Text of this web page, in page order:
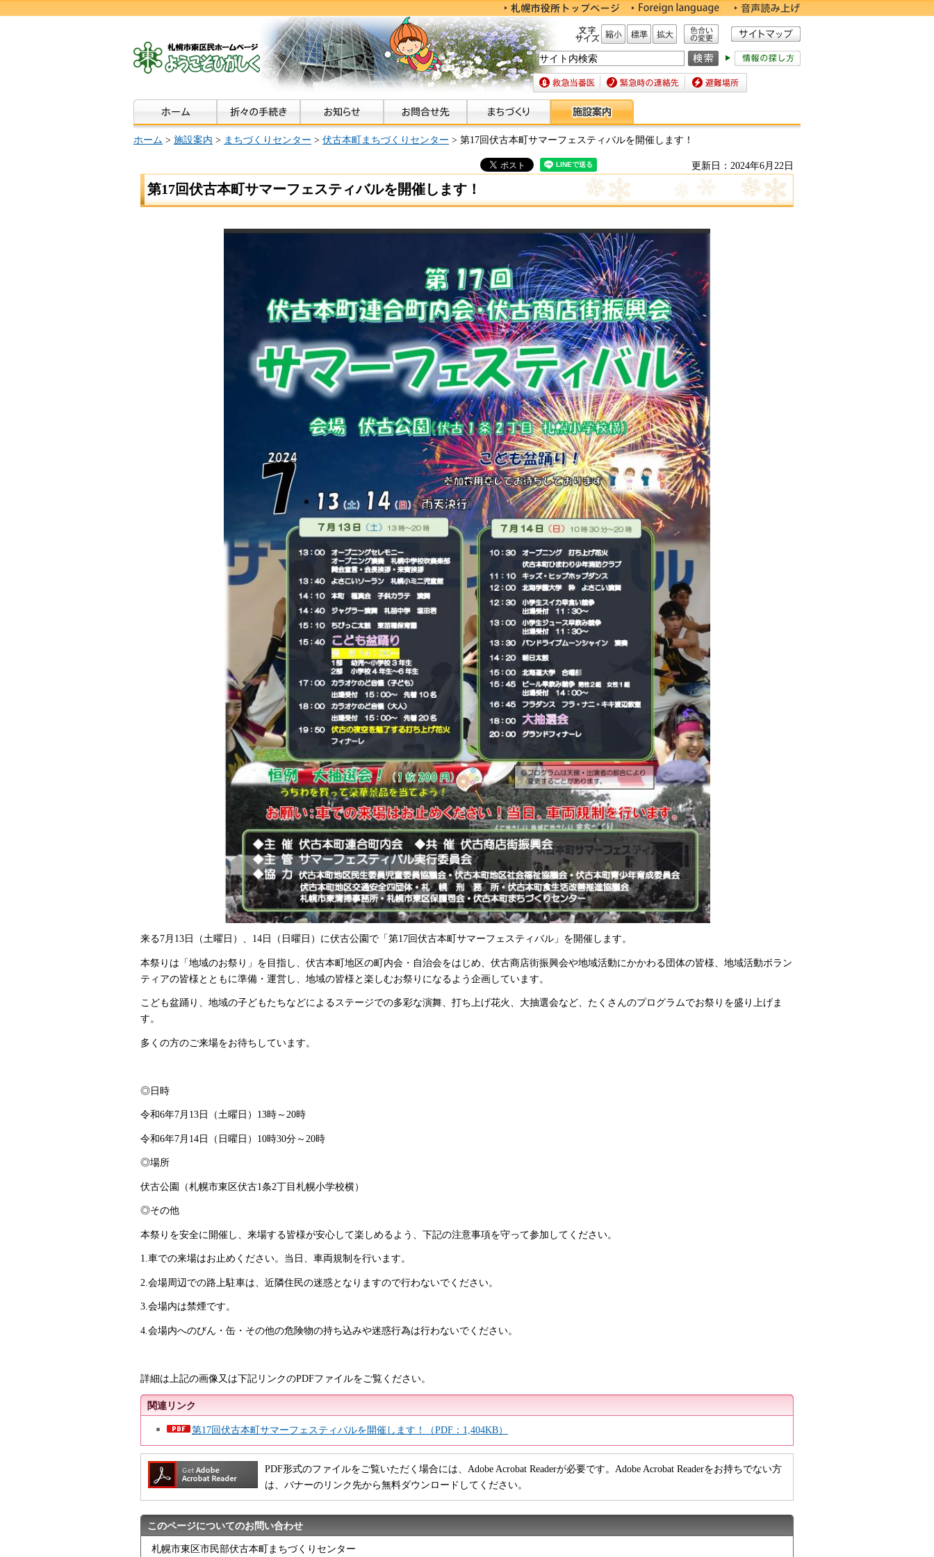
文字サイズ 縮小 標準 拡大
色合いの変更
救急当番医 緊急時の連絡先 避難場所
ホーム > 施設案内 > まちづくりセンター > 伏古本町まちづくりセンター > 第17回伏古本町サマーフェスティバルを開催します！
更新日：2024年6月22日
第17回伏古本町サマーフェスティバルを開催します！
来る7月13日（土曜日）、14日（日曜日）に伏古公園で「第17回伏古本町サマーフェスティバル」を開催します。
本祭りは「地域のお祭り」を目指し、伏古本町地区の町内会・自治会をはじめ、伏古商店街振興会や地域活動にかかわる団体の皆様、地域活動ボラン
ティアの皆様とともに準備・運営し、地域の皆様と楽しむお祭りになるよう企画しています。
こども盆踊り、地域の子どもたちなどによるステージでの多彩な演舞、打ち上げ花火、大抽選会など、たくさんのプログラムでお祭りを盛り上げま
す。
多くの方のご来場をお待ちしています。
◎日時
令和6年7月13日（土曜日）13時～20時
令和6年7月14日（日曜日）10時30分～20時
◎場所
伏古公園（札幌市東区伏古1条2丁目札幌小学校横）
◎その他
本祭りを安全に開催し、来場する皆様が安心して楽しめるよう、下記の注意事項を守って参加してください。
1.車での来場はお止めください。当日、車両規制を行います。
2.会場周辺での路上駐車は、近隣住民の迷惑となりますので行わないでください。
3.会場内は禁煙です。
4.会場内へのびん・缶・その他の危険物の持ち込みや迷惑行為は行わないでください。
詳細は上記の画像又は下記リンクのPDFファイルをご覧ください。
関連リンク
第17回伏古本町サマーフェスティバルを開催します！（PDF：1,404KB）
PDF形式のファイルをご覧いただく場合には、Adobe Acrobat Readerが必要です。Adobe Acrobat Readerをお持ちでない方
は、バナーのリンク先から無料ダウンロードしてください。
このページについてのお問い合わせ
札幌市東区市民部伏古本町まちづくりセンター